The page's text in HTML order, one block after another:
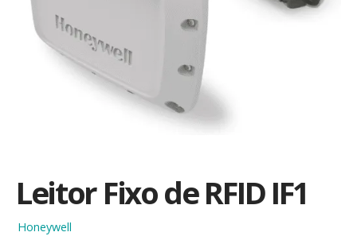
Leitor Fixo de RFID IF1
Honeywell